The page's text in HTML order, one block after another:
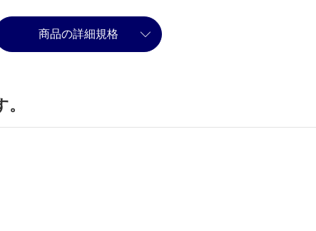
商品の詳細規格